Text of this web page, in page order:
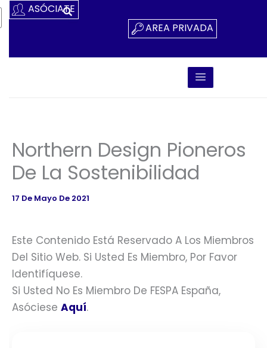
Ir
Al
ASÓCIATE
AREA PRIVADA
Northern Design Pioneros
De La Sostenibilidad
17 De Mayo De 2021
Este Contenido Está Reservado A Los Miembros
Del Sitio Web. Si Usted Es Miembro, Por Favor
Identifíquese.
Si Usted No Es Miembro De FESPA España,
Asóciese Aquí.